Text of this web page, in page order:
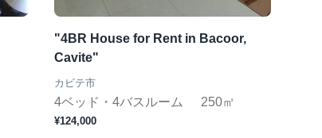
"4BR House for Rent in Bacoor,
Cavite"
カビテ市
4ベッド・4バスルーム 250㎡
¥124,000